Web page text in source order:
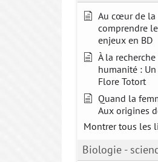
Au cœur de
comprendre
enjeux en BD
À la
humanité :
Flore Totort
Quand la
Aux origines
Montrer tous les
Biologie -